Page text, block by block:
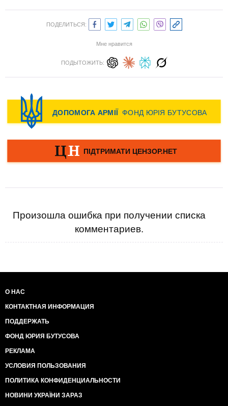
ПОДЕЛИТЬСЯ:
Мне нравится
ПОДЫТОЖИТЬ:
Произошла ошибка при получении списка
комментариев.
О НАС
КОНТАКТНАЯ ИНФОРМАЦИЯ
ПОДДЕРЖАТЬ
ФОНД ЮРИЯ БУТУСОВА
РЕКЛАМА
УСЛОВИЯ ПОЛЬЗОВАНИЯ
ПОЛИТИКА КОНФИДЕНЦИАЛЬНОСТИ
НОВИНИ УКРАЇНИ ЗАРАЗ